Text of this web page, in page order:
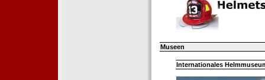
Museen
Internationales